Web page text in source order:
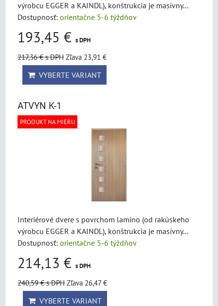
výrobcu EGGER a KAINDL), konštrukcia je masívny...
Dostupnosť: orientačne 5-6 týždňov
193,45 € s DPH
217,36 €s DPH Zľava 23,91 €
VYBERTE VARIANT
ATVYN K-1
PRODUKT NA MIERU
Interiérové dvere s povrchom lamino (od rakúskeho
výrobcu EGGER a KAINDL), konštrukcia je masívny...
Dostupnosť: orientačne 5-6 týždňov
214,13 € s DPH
240,59 €s DPH Zľava 26,47 €
VYBERTE VARIANT